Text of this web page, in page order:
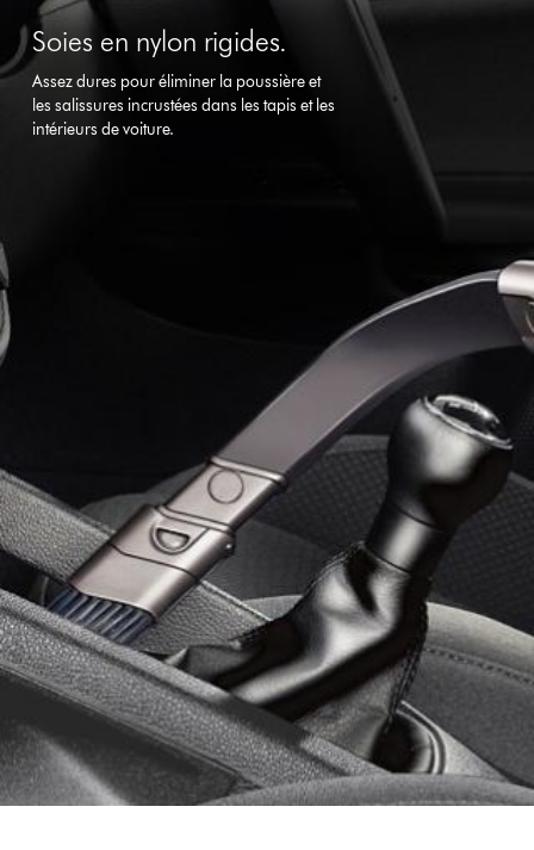
Soies en nylon rigides.
Assez dures pour éliminer la poussière et
les salissures incrustées dans les tapis et les
intérieurs de voiture.